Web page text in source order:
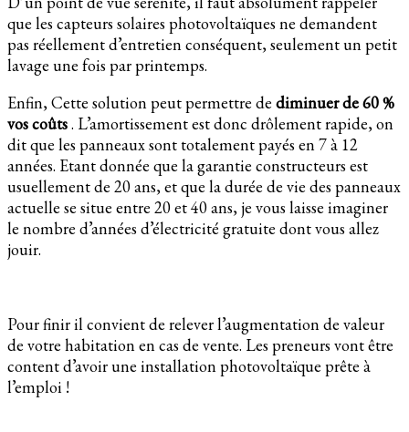
que les capteurs solaires photovoltaïques ne demandent
pas réellement d’entretien conséquent, seulement un petit
lavage une fois par printemps.
Enfin, Cette solution peut permettre de diminuer de 60 %
vos coûts. L’amortissement est donc drôlement rapide, on
dit que les panneaux sont totalement payés en 7 à 12
années. Etant donnée que la garantie constructeurs est
usuellement de 20 ans, et que la durée de vie des panneaux
actuelle se situe entre 20 et 40 ans, je vous laisse imaginer
le nombre d’années d’électricité gratuite dont vous allez
jouir.
Pour finir il convient de relever l’augmentation de valeur
de votre habitation en cas de vente. Les preneurs vont être
content d’avoir une installation photovoltaïque prête à
l’emploi !